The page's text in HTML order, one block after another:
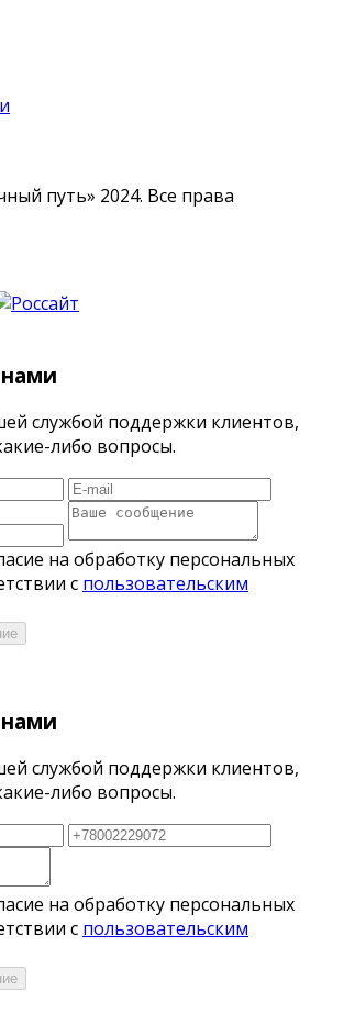
путь» 2024. Все права
службой поддержки клиентов,
либо вопросы.
на обработку персональных
с пользовательским
службой поддержки клиентов,
либо вопросы.
на обработку персональных
с пользовательским